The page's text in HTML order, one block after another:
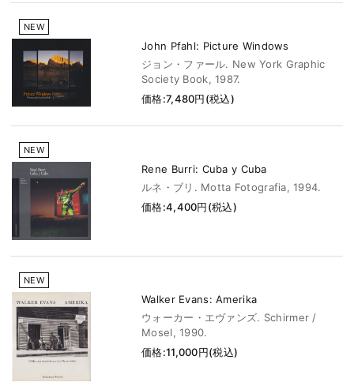
NEW
John Pfahl: Picture Windows
ジョン・ファール. New York Graphic
Society Book, 1987.
価格:7,480円(税込)
NEW
Rene Burri: Cuba y Cuba
ルネ・ブリ. Motta Fotografia, 1994.
価格:4,400円(税込)
NEW
Walker Evans: Amerika
ウォーカー・エヴァンズ. Schirmer /
Mosel, 1990.
価格:11,000円(税込)